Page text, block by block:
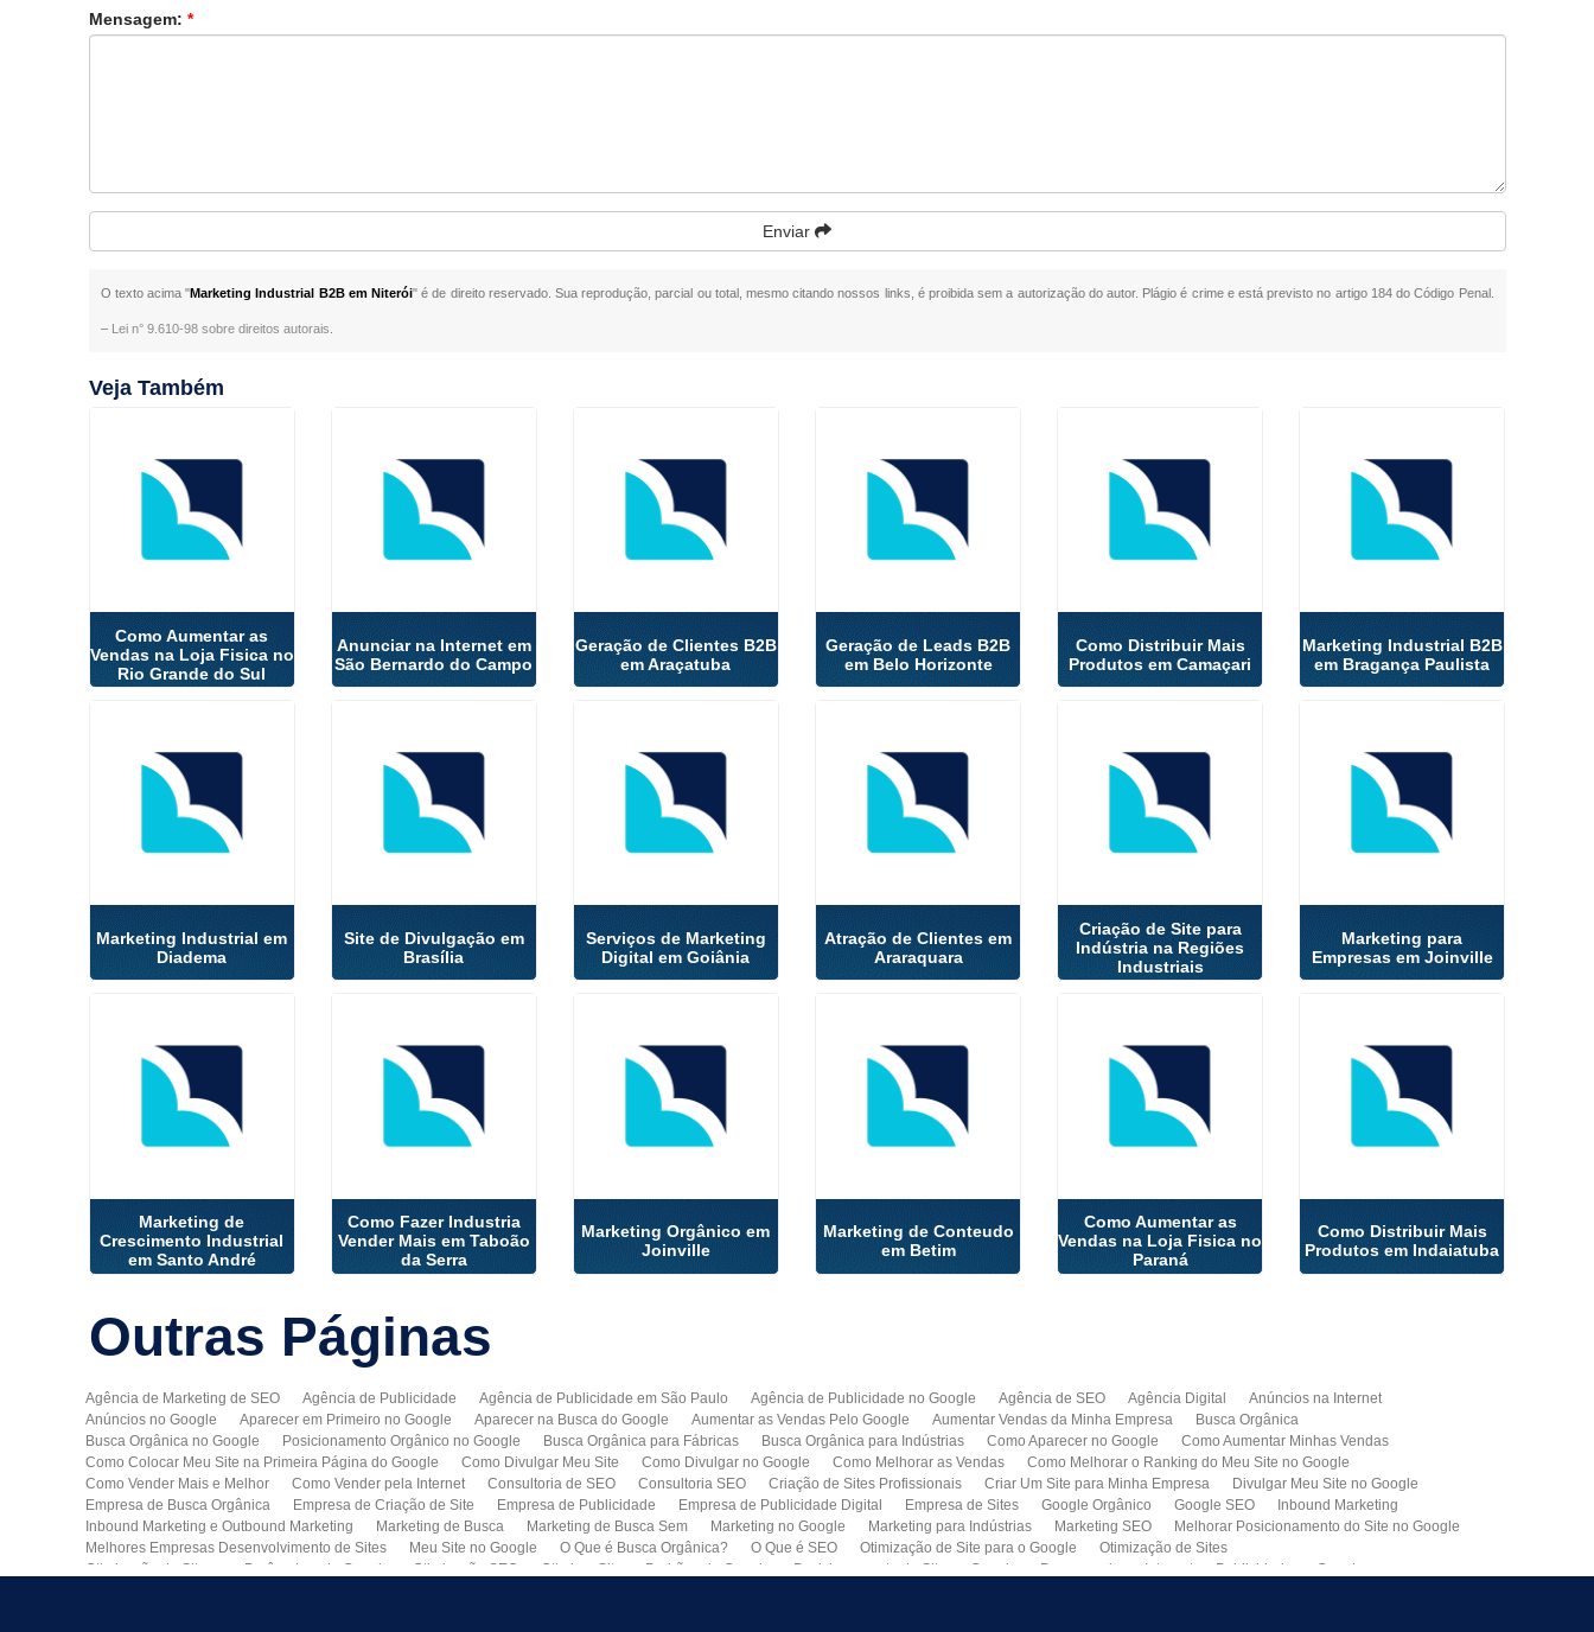
Mensagem: *
Enviar
O texto acima "Marketing Industrial B2B em Niterói" é de direito reservado. Sua reprodução, parcial ou total, mesmo citando nossos links, é proibida sem a autorização do autor. Plágio é crime e está previsto no artigo 184 do Código Penal.
– Lei n° 9.610-98 sobre direitos autorais
Veja Também
Como Aumentar as
Vendas na Loja Fisica no
Rio Grande do Sul
Anunciar na Internet em
São Bernardo do Campo
Geração de Clientes B2B
em Araçatuba
Geração de Leads B2B
em Belo Horizonte
Como Distribuir Mais
Produtos em Camaçari
Marketing Industrial B2B
em Bragança Paulista
Marketing Industrial em
Diadema
Site de Divulgação em
Brasília
Serviços de Marketing
Digital em Goiânia
Atração de Clientes em
Araraquara
Criação de Site para
Indústria na Regiões
Industriais
Marketing para
Empresas em Joinville
Marketing de
Crescimento Industrial
em Santo André
Como Fazer Industria
Vender Mais em Taboão
da Serra
Marketing Orgânico em
Joinville
Marketing de Conteudo
em Betim
Como Aumentar as
Vendas na Loja Fisica no
Paraná
Como Distribuir Mais
Produtos em Indaiatuba
Outras Páginas
Agência de Marketing de SEO Agência de Publicidade Agência de Publicidade em São Paulo Agência de Publicidade no Google Agência de SEO Agência Digital
Anúncios na Internet
Anúncios no Google
Aparecer em Primeiro no Google Aparecer na Busca do Google Aumentar as Vendas Pelo Google Aumentar Vendas da Minha Empresa
Busca Orgânica
Busca Orgânica no Google
Posicionamento Orgânico no Google Busca Orgânica para Fábricas Busca Orgânica para Indústrias Como Aparecer no Google
Como Aumentar Minhas Vendas
Como Colocar Meu Site na Primeira Página do Google
Como Divulgar Meu Site Como Divulgar no Google Como Melhorar as Vendas
Como Melhorar o Ranking do Meu Site no Google
Como Vender Mais e Melhor
Como Vender pela Internet Consultoria de SEO Consultoria SEO Criação de Sites Profissionais Criar Um Site para Minha Empresa
Divulgar Meu Site no Google
Empresa de Busca Orgânica
Empresa de Criação de Site Empresa de Publicidade Empresa de Publicidade Digital Empresa de Sites Google Orgânico Google SEO
Inbound Marketing
Inbound Marketing e Outbound Marketing
Marketing de Busca Marketing de Busca Sem Marketing no Google Marketing para Indústrias Marketing SEO
Melhorar Posicionamento do Site no Google
Melhores Empresas Desenvolvimento de Sites
Meu Site no Google O Que é Busca Orgânica? O Que é SEO Otimização de Site para o Google
Otimização de Sites
Otimização de Sites nos Parâmetros do Google
Otimização SEO Otimizar Site Padrões do Google Posicionamento de Site no Google Propaganda na Internet
Publicidade no Google